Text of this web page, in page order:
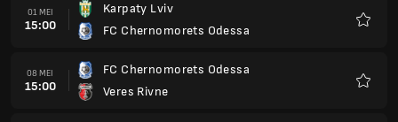
01 MEI
15:00
Karpaty Lviv
FC Chernomorets Odessa
08 MEI
15:00
FC Chernomorets Odessa
Veres Rivne